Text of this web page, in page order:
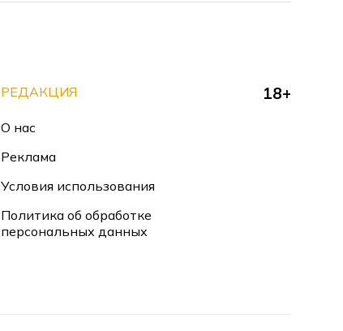
РЕДАКЦИЯ
О нас
Реклама
Условия использования
Политика об обработке
персональных данных
18+